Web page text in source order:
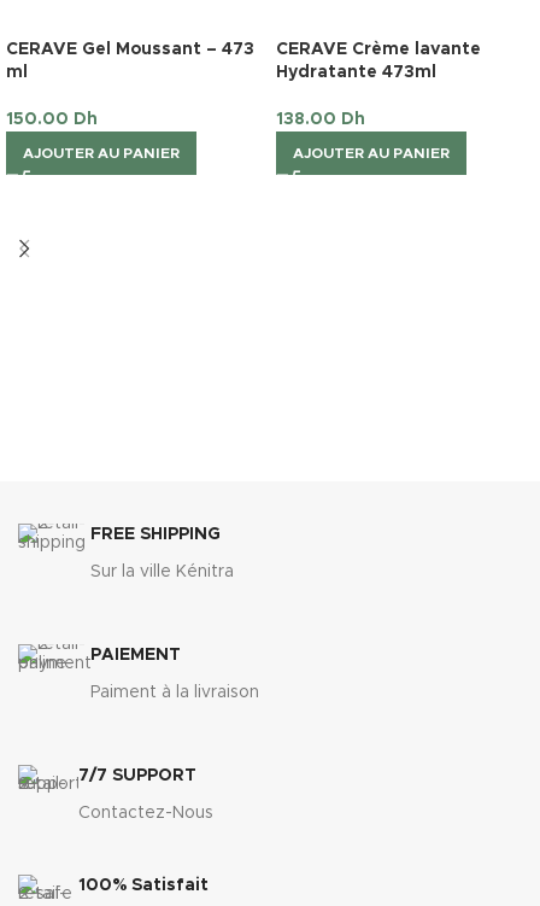
CERAVE Gel Moussant – 473
ml
150.00 Dh
AJOUTER AU PANIER
CERAVE Crème lavante
Hydratante 473ml
138.00 Dh
AJOUTER AU PANIER
FREE SHIPPING
Sur la ville Kénitra
PAIEMENT
Paiment à la livraison
7/7 SUPPORT
Contactez-Nous
100% Satisfait